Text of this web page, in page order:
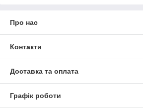
Про нас
Контакти
Доставка та оплата
Графік роботи